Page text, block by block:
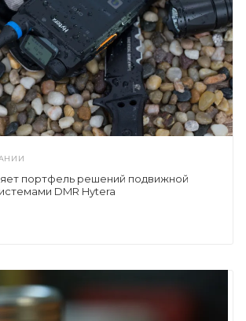
портфель решений подвижной
DMR Hytera